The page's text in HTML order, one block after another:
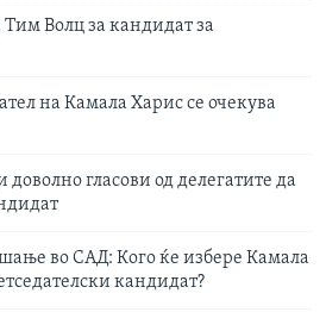
Волц за кандидат за
на Камала Харис се очекува
гласови од делегатите да
во САД: Кого ќе избере Камала
кандидат?